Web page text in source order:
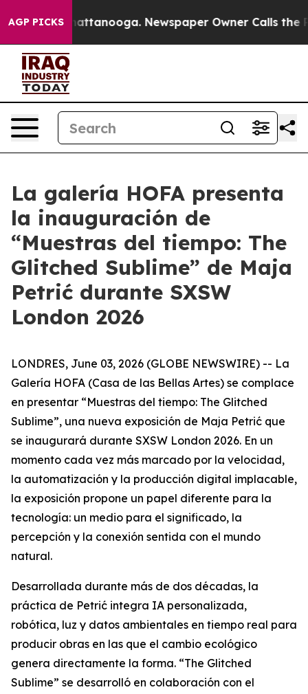
AGP PICKS
in Chattanooga. Newspaper Owner Calls the
La galería HOFA presenta
la inauguración de
“Muestras del tiempo: The
Glitched Sublime” de Maja
Petrić durante SXSW
London 2026
LONDRES, June 03, 2026 (GLOBE NEWSWIRE) -- La
Galería HOFA (Casa de las Bellas Artes) se complace
en presentar “Muestras del tiempo: The Glitched
Sublime”, una nueva exposición de Maja Petrić que
se inaugurará durante SXSW London 2026. En un
momento cada vez más marcado por la velocidad,
la automatización y la producción digital implacable,
la exposición propone un papel diferente para la
tecnología: un medio para el significado, la
percepción y la conexión sentida con el mundo
natural.
Desarrollada durante más de dos décadas, la
práctica de Petrić integra IA personalizada,
robótica, luz y datos ambientales en tiempo real para
producir obras en las que el cambio ecológico
genera directamente la forma. “The Glitched
Sublime” se desarrolló en colaboración con el